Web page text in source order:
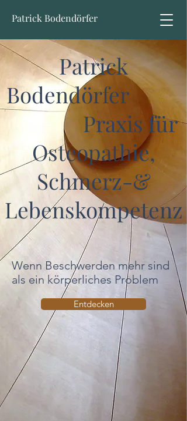
Patrick Bodendörfer
Patrick
Bodendörfer
Praxis für
Osteopathie,
Schmerz-&
Lebenskompetenz
Wenn Beschwerden mehr sind
als ein körperliches Problem
Entdecken